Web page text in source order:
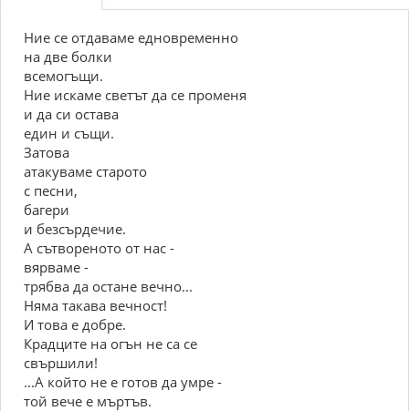
Ние се отдаваме едновременно
на две болки
всемогъщи.
Ние искаме светът да се променя
и да си остава
един и същи.
Затова
атакуваме старото
с песни,
багери
и безсърдечие.
А сътвореното от нас -
вярваме -
трябва да остане вечно...
Няма такава вечност!
И това е добре.
Крадците на огън не са се
свършили!
...А който не е готов да умре -
той вече е мъртъв.